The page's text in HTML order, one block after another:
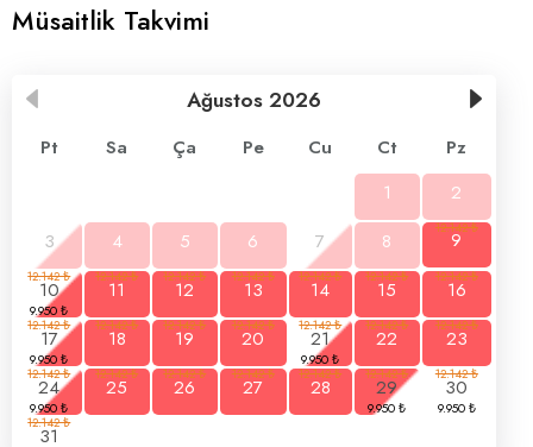
Müsaitlik Takvimi
Ağustos 2026
Pt Sa Ça Pe Cu Ct
Pz
1
2
3
4 5 6 7 8 9
10 11 12 13 14 15
16
17
18 19 20 21 22
23
24
25 26 27 28 29
30
31